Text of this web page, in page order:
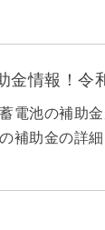
金情報！令
電池の補助
補助金の詳